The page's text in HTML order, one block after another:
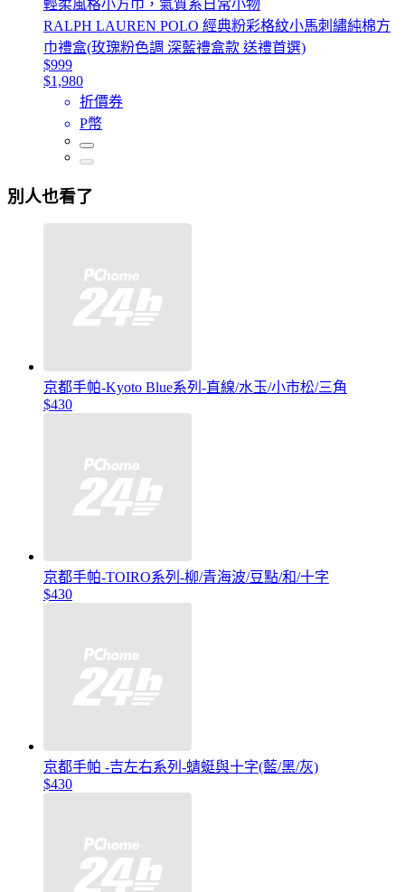
輕柔風格小方巾，氣質系日常小物
RALPH LAUREN POLO 經典粉彩格紋小馬刺繡純棉方
巾禮盒(玫瑰粉色調 深藍禮盒款 送禮首選)
$999
$1,980
折價券
P幣
別人也看了
京都手帕-Kyoto Blue系列-直線/水玉/小市松/三角
$430
京都手帕-TOIRO系列-柳/青海波/豆點/和/十字
$430
京都手帕 -吉左右系列-蜻蜓與十字(藍/黑/灰)
$430